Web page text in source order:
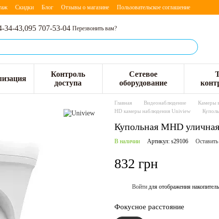
Скидки Блог Отзывы о магазине Пользовательское соглашение
34-43,095 707-53-04 Перезвонить вам?
Контроль
доступа
Сетевое
оборудование
Главная Видеонаблюдение
Камеры
HD камеры наблюдения Uniview
Купольная MHD
В наличии Артикул: s29106
832 грн
Войти для отображения
Фокусное расстояние